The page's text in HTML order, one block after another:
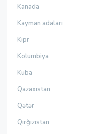
Kanada
Kayman adaları
Kipr
Kolumbiya
Kuba
Qazaxıstan
Qətər
Qırğızıstan